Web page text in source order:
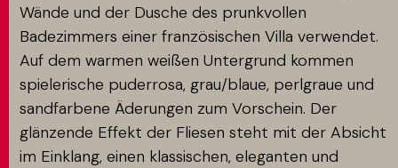
RESERVIERTER BEREICH
Wände und der Dusche des prunkvollen
Badezimmers einer französischen Villa verwendet.
Auf dem warmen weißen Untergrund kommen
spielerische puderrosa, grau/blaue, perlgraue und
sandfarbene Äderungen zum Vorschein. Der
glänzende Effekt der Fliesen steht mit der Absicht
im Einklang, einen klassischen, eleganten und